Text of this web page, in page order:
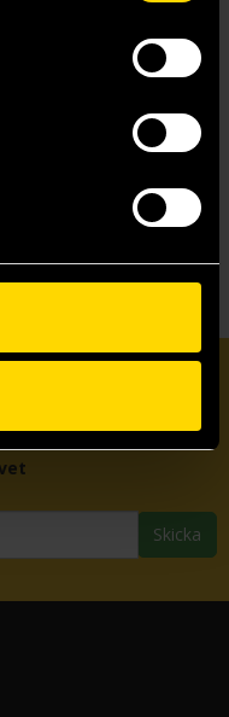
nyhetsbrev
Skicka